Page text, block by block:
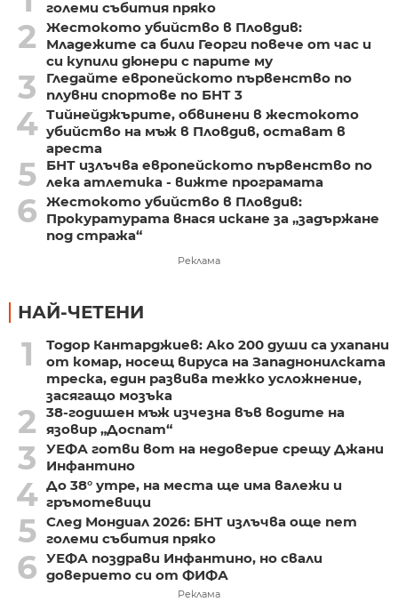
големи събития пряко
2
Жестокото убийство в Пловдив:
Младежите са били Георги повече от час и
си купили дюнери с парите му
3
Гледайте европейското първенство по
плувни спортове по БНТ 3
4 Тийнейджърите, обвинени в жестокото
убийство на мъж в Пловдив, остават в
ареста
5
БНТ излъчва европейското първенство по
лека атлетика - вижте програмата
6 Жестокото убийство в Пловдив:
Прокуратурата внася искане за „задържане
под стража“
Реклама
НАЙ-ЧЕТЕНИ
1
Тодор Кантарджиев: Ако 200 души са ухапани
от комар, носещ вируса на Западнонилската
треска, един развива тежко усложнение,
засягащо мозъка
2
38-годишен мъж изчезна във водите на
язовир „Доспат“
3
УЕФА готви вот на недоверие срещу Джани
Инфантино
4 До 38° утре, на места ще има валежи и
гръмотевици
5 След Мондиал 2026: БНТ излъчва още пет
големи събития пряко
6 УЕФА поздрави Инфантино, но свали
доверието си от ФИФА
Реклама